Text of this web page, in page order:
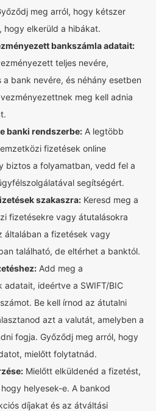
meg arról, hogy kétszer
hogy elkerüld a hibákat.
bankszámla adatait:
teljes nevére,
a bank nevére, és néhány esetben
meg kell adnia
banki rendszerbe: A legtöbb
fizetések online
biztos a folyamatban, vedd fel a
segítségért.
szakaszra: Keresd meg a
fizetésekre vagy átutalásokra
általában a fizetések vagy
található, de eltérhet a banktól.
Add meg a
ideértve a SWIFT/BIC
Be kell írnod az átutalni
azt a valutát, amelyben a
fogja. Győződj meg arról, hogy
mielőtt folytatnád.
Mielőtt elküldenéd a fizetést,
helyesek-e. A bankod
díjakat és az átváltási